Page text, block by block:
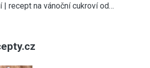
| recept na vánoční cukroví od…